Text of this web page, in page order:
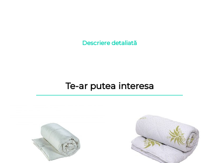
Descriere detaliată
Te-ar putea interesa